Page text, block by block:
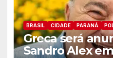
BRASIL CIDADE PARANÁ
Greca será
Sandro Alex